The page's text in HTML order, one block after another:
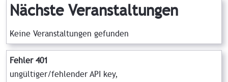
Nächste Veranstaltungen
Keine Veranstaltungen gefunden
Fehler 401
ungültiger/fehlender API key,